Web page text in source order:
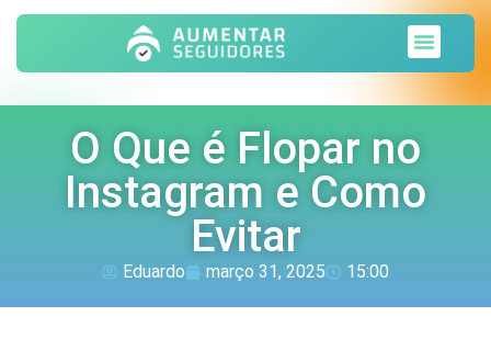
O Que é Flopar no
Instagram e Como
Evitar
Eduardo março 31, 2025 15:00